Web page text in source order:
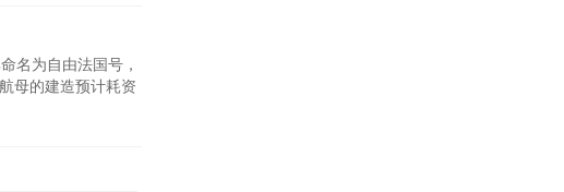
名为自由法国号，
母的建造预计耗资
，就会导致军事
大的军舰，将于